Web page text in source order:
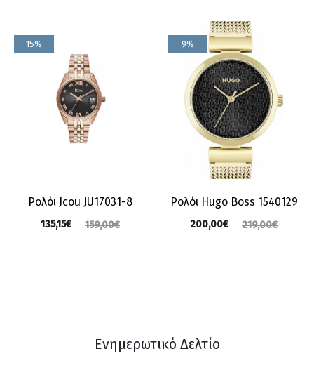
15%
Ρολόι Jcou JU17031-8
159,00€
135,15€
9%
Ρολόι Hugo Boss 1540129
219,00€
200,00€
Ενημερωτικό Δελτίο